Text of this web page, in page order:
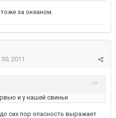
за океаном.
2011
и у нашей свиньи
сих пор опасность выражает